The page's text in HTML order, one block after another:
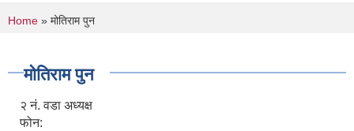
You are here
Home » मोतिराम पुन
मोतिराम पुन
२ नं. वडा अध्यक्ष
फोन: